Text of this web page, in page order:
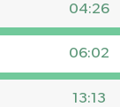
04:26
06:02
13:13